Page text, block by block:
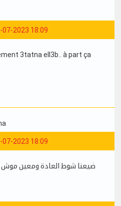
07-2023 18:09
3tatna ell3b.. à part ça
07-2023 18:09
ضيعنا شوط العادة ومعين موش